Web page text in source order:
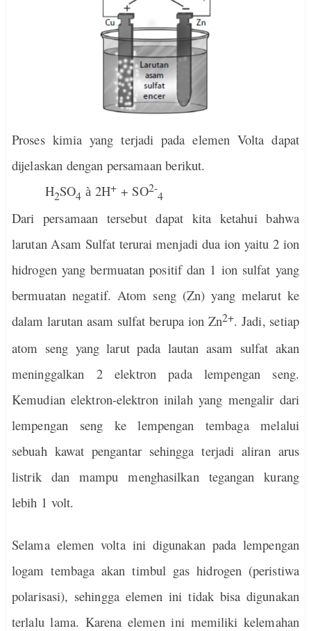
Proses kimia yang terjadi pada elemen Volta dapat
dijelaskan dengan persamaan berikut.
H2SO4 à 2H+ + SO2-
4
Dari persamaan tersebut dapat kita ketahui bahwa
larutan Asam Sulfat terurai menjadi dua ion yaitu 2 ion
hidrogen yang bermuatan positif dan 1 ion sulfat yang
bermuatan negatif. Atom seng (Zn) yang melarut ke
dalam larutan asam sulfat berupa ion Zn2+. Jadi, setiap
atom seng yang larut pada lautan asam sulfat akan
meninggalkan 2 elektron pada lempengan seng.
Kemudian elektron-elektron inilah yang mengalir dari
lempengan seng ke lempengan tembaga melalui
sebuah kawat pengantar sehingga terjadi aliran arus
listrik dan mampu menghasilkan tegangan kurang
lebih 1 volt.
Selama elemen volta ini digunakan pada lempengan
logam tembaga akan timbul gas hidrogen (peristiwa
polarisasi), sehingga elemen ini tidak bisa digunakan
terlalu lama. Karena elemen ini memiliki kelemahan